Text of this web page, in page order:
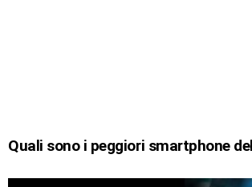
Quali sono i peggiori smartphone